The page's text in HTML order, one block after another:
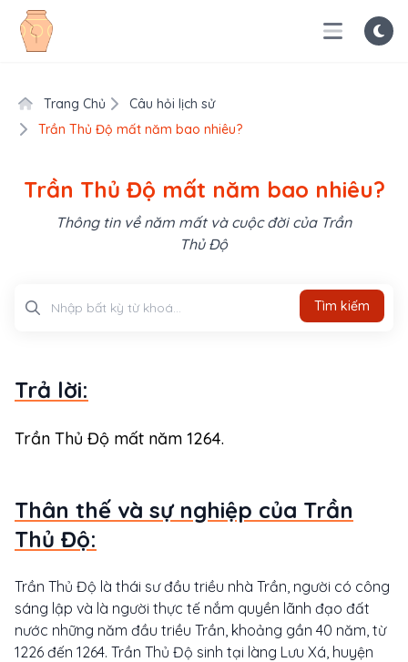
Trang Chủ
Câu hỏi lịch sử
Trần Thủ Độ mất năm bao nhiêu?
Trần Thủ Độ mất năm bao nhiêu?
Thông tin về năm mất và cuộc đời của Trần
Thủ Độ
Tìm kiếm
Trả lời:
Trần Thủ Độ mất năm 1264.
Thân thế và sự nghiệp của Trần
Thủ Độ:
Trần Thủ Độ là thái sư đầu triều nhà Trần, người có công
sáng lập và là người thực tế nắm quyền lãnh đạo đất
nước những năm đầu triều Trần, khoảng gần 40 năm, từ
1226 đến 1264. Trần Thủ Độ sinh tại làng Lưu Xá, huyện